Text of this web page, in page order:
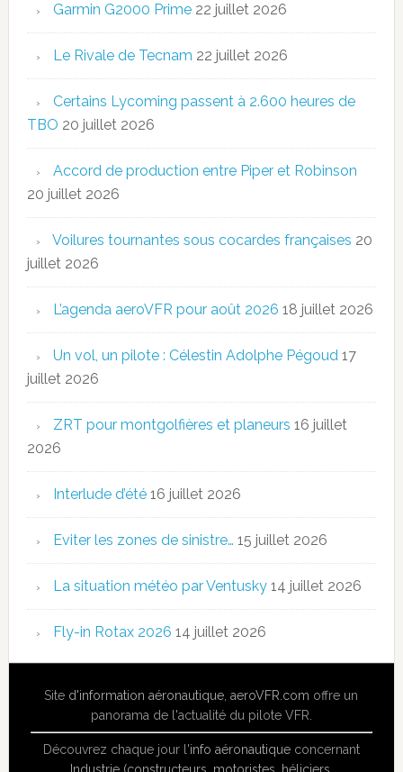
Garmin G2000 Prime 22 juillet 2026
Le Rivale de Tecnam 22 juillet 2026
Certains Lycoming passent à 2.600 heures de
TBO 20 juillet 2026
Accord de production entre Piper et Robinson
20 juillet 2026
Voilures tournantes sous cocardes françaises 20
juillet 2026
L’agenda aeroVFR pour août 2026 18 juillet 2026
Un vol, un pilote : Célestin Adolphe Pégoud 17
juillet 2026
ZRT pour montgolfières et planeurs 16 juillet
2026
Interlude d’été 16 juillet 2026
Eviter les zones de sinistre… 15 juillet 2026
La situation météo par Ventusky 14 juillet 2026
Fly-in Rotax 2026 14 juillet 2026
Site d'information aéronautique,aeroVFR.com offre un
panorama de l'actualité du pilote VFR.
Découvrez chaque jour l'info aéronautiqueconcernant